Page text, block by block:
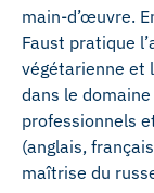
main-d’œuvre.
Faust pratique
végétarienne et
dans le
professionnels
(anglais,
maîtrise du